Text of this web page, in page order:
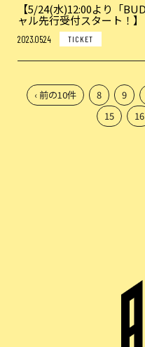
【5/24(水)12:00より「
ャル先行受付スタート！】
2023.05.24 TICKET
‹ 前の10件 8 9
15
16